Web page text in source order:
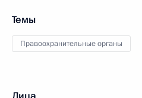
Темы
Правоохранительные органы